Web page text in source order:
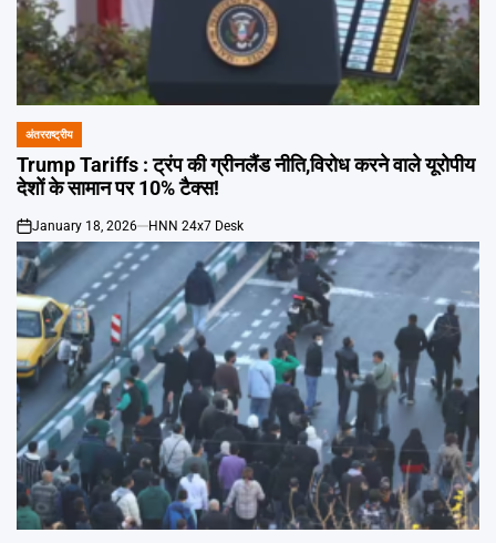
POSTED
IN
अंतरराष्ट्रीय
Trump Tariffs : ट्रंप की ग्रीनलैंड नीति,विरोध करने वाले यूरोपीय
देशों के सामान पर 10% टैक्स!
on
January 18, 2026 HNN 24x7 Desk